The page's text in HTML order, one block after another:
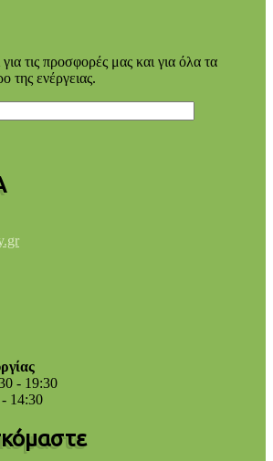
τις προσφορές μας και για όλα τα
της ενέργειας.
- 19:30
14:30